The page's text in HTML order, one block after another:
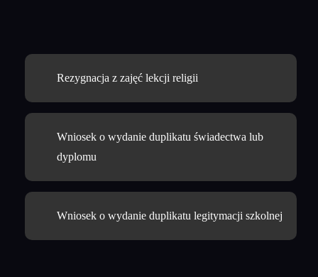
Rezygnacja z zajęć lekcji religii
Wniosek o wydanie duplikatu świadectwa lub
dyplomu
Wniosek o wydanie duplikatu legitymacji szkolnej